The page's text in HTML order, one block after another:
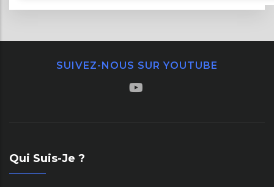
SUIVEZ-NOUS SUR YOUTUBE
Qui Suis-Je ?